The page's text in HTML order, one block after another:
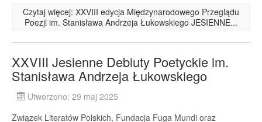
Czytaj więcej: XXVIII edycja Międzynarodowego Przeglądu
Poezji im. Stanisława Andrzeja Łukowskiego JESIENNE...
XXVIII Jesienne Debiuty Poetyckie im.
Stanisława Andrzeja Łukowskiego
Utworzono: 29 maj 2025
Związek Literatów Polskich, Fundacja Fuga Mundi oraz